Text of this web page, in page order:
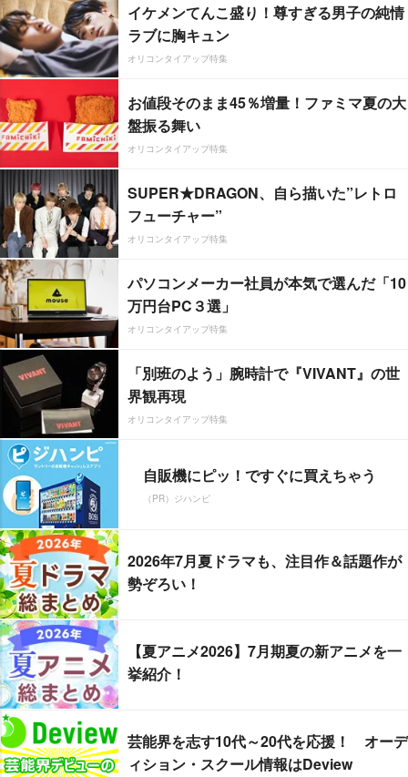
イケメンてんこ盛り！尊すぎる男子の純情
ラブに胸キュン
オリコンタイアップ特集
お値段そのまま45％増量！ファミマ夏の大
盤振る舞い
オリコンタイアップ特集
SUPER★DRAGON、自ら描いた”レトロ
フューチャー”
オリコンタイアップ特集
パソコンメーカー社員が本気で選んだ「10
万円台PC３選」
オリコンタイアップ特集
「別班のよう」腕時計で『VIVANT』の世
界観再現
オリコンタイアップ特集
自販機にピッ！ですぐに買えちゃう
（PR）ジハンピ
2026年7月夏ドラマも、注目作＆話題作が
勢ぞろい！
【夏アニメ2026】7月期夏の新アニメを一
挙紹介！
芸能界を志す10代～20代を応援！ オーデ
ィション・スクール情報はDeview